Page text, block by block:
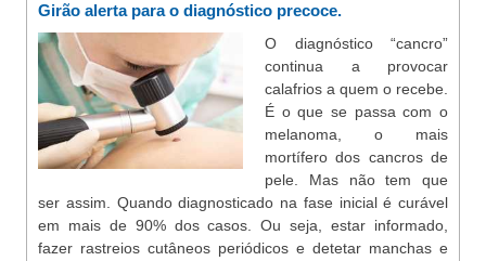
Girão alerta para o diagnóstico precoce.
O diagnóstico “cancro”
continua a provocar
calafrios a quem o recebe.
É o que se passa com o
melanoma, o mais
mortífero dos cancros de
pele. Mas não tem que
ser assim. Quando diagnosticado na fase inicial é curável
em mais de 90% dos casos. Ou seja, estar informado,
fazer rastreios cutâneos periódicos e detetar manchas e